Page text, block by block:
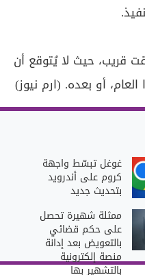
قريب، حيث لا يُتوقع أن
أو بعده. (ارم نيوز)
غوغل تبسّط واجهة
كروم على أندرويد
بتحديث جديد
ممثلة شهيرة تحصل
على حكم قضائي
بالتعويض بعد إدانة
منصة إلكترونية
بالتشهير بها